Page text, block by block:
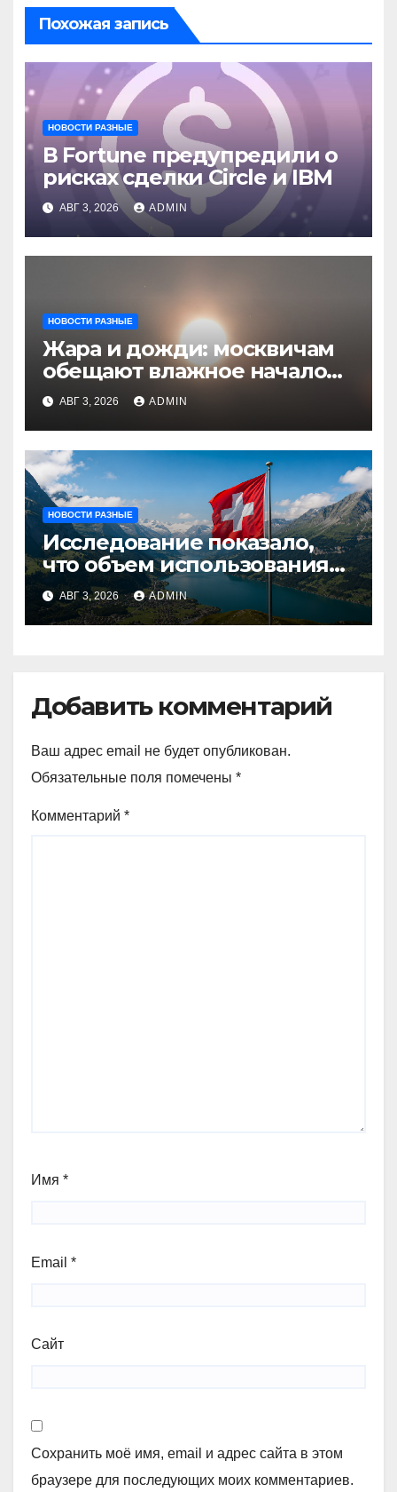
Похожая запись
НОВОСТИ РАЗНЫЕ
В Fortune предупредили о
рисках сделки Circle и IBM
АВГ 3, 2026 ADMIN
НОВОСТИ РАЗНЫЕ
Жара и дожди: москвичам
обещают влажное начало
августа
АВГ 3, 2026 ADMIN
НОВОСТИ РАЗНЫЕ
Исследование показало,
что объем использования
криптовалют в Швейцарии
в два раза превышает
аналогичный показатель в
АВГ 3, 2026 ADMIN
Добавить комментарий
Ваш адрес email не будет опубликован.
Обязательные поля помечены *
Комментарий *
Имя *
Email *
Сайт
Сохранить моё имя, email и адрес сайта в этом
браузере для последующих моих комментариев.